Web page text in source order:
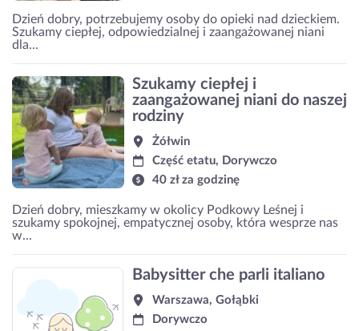
Dzień dobry, potrzebujemy osoby do opieki nad dzieckiem.
Szukamy ciepłej, odpowiedzialnej i zaangażowanej niani
dla...
Szukamy ciepłej i
zaangażowanej niani do naszej
rodziny
Żółwin
Część etatu, Dorywczo
40 zł za godzinę
Dzień dobry, mieszkamy w okolicy Podkowy Leśnej i
szukamy spokojnej, empatycznej osoby, która wesprze nas
w...
Babysitter che parli italiano
Warszawa, Gołąbki
Dorywczo